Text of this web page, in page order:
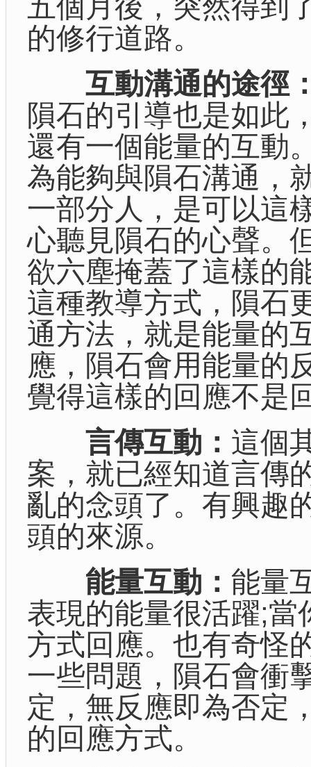
五個月後，突然得到
的修行道路。
互動溝通的途徑
隕石的引導也是如此
還有一個能量的互動
為能夠與隕石溝通，
一部分人，是可以這
心聽見隕石的心聲。
欲六塵掩蓋了這樣的
這種教導方式，隕石
通方法，就是能量的
應，隕石會用能量的
覺得這樣的回應不是
言傳互動： 這個
案，就已經知道言傳
亂的念頭了。有興趣
頭的來源。
能量互動： 能量
表現的能量很活躍;當
方式回應。也有奇怪
一些問題，隕石會衝
定，無反應即為否定
的回應方式。